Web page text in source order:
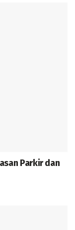
Parkir dan